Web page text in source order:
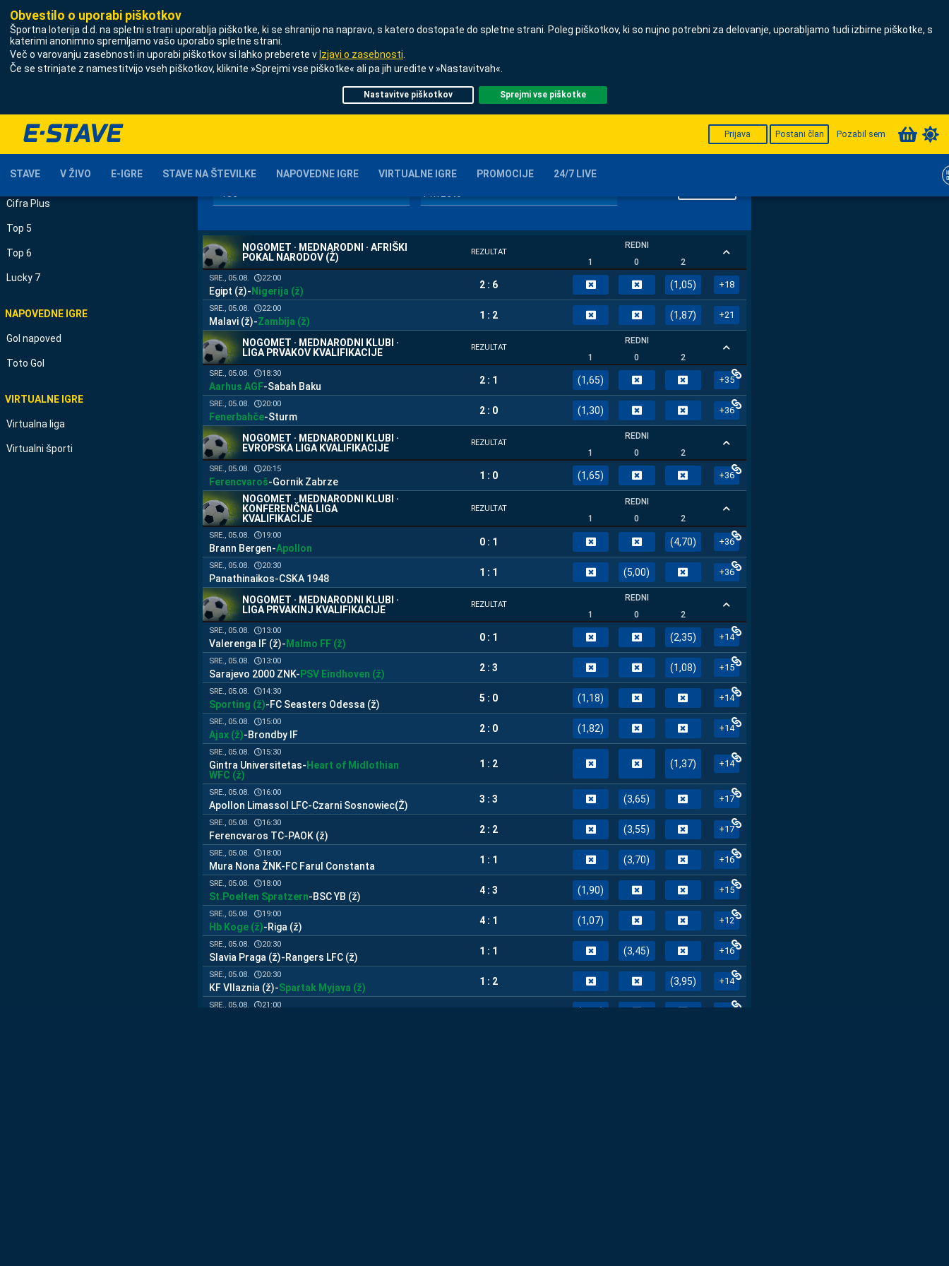
Obvestilo o uporabi piškotkov
Športna loterija d.d. na spletni strani uporablja piškotke, ki se shranijo na napravo, s katero dostopate do spletne strani. Poleg piškotkov, ki so nujno potrebni za delovanje, uporabljamo tudi izbirne piškotke, s
katerimi anonimno spremljamo vašo uporabo spletne strani.
Več o varovanju zasebnosti in uporabi piškotkov si lahko preberete v Izjavi o zasebnosti
Če se strinjate z namestitvijo vseh piškotkov, kliknite »Sprejmi vse piškotke« ali pa jih uredite v »Nastavitvah«.
Nastavitve piškotkov Sprejmi vse piškotke
Prijava Postani član Pozabil sem
STAVE V ŽIVO E-IGRE STAVE NA ŠTEVILKE NAPOVEDNE IGRE VIRTUALNE IGRE PROMOCIJE 24/7 LIVE
Stave
Stave v živo
STAVE NA ŠTEVILKE
Cifra Plus
Top 5
Top 6
Lucky 7
NAPOVEDNE IGRE
Gol napoved
Toto Gol
VIRTUALNE IGRE
Virtualna liga
Virtualni športi
PRIREDITEV
<vse>
RAZVRSTI PO
Privzeto
NOGOMET · MEDNARODNI · AFRIŠKI
POKAL NARODOV (Ž)
REZULTAT
REDNI
1
0
2
SRE., 05.08.
22:00
Egipt (ž)-Nigerija (ž)
2 : 6 (1,05) +18
SRE., 05.08. 22:00
Malavi (ž)-Zambija (ž)
1 : 2 (1,87) +21
NOGOMET · MEDNARODNI KLUBI ·
LIGA PRVAKOV KVALIFIKACIJE
REZULTAT
REDNI
1
0
2
SRE., 05.08.
18:30
Aarhus AGF-Sabah Baku
2 : 1 (1,65) +35
SRE., 05.08. 20:00
Fenerbahče-Sturm
2 : 0 (1,30) +36
NOGOMET · MEDNARODNI KLUBI ·
EVROPSKA LIGA KVALIFIKACIJE
REZULTAT
REDNI
1
0
2
SRE., 05.08.
20:15
Ferencvaroš-Gornik Zabrze
1 : 0 (1,65) +36
NOGOMET · MEDNARODNI KLUBI ·
KONFERENČNA LIGA
KVALIFIKACIJE
REZULTAT
REDNI
1
0
2
SRE., 05.08.
19:00
Brann Bergen-Apollon
0 : 1 (4,70) +36
SRE., 05.08. 20:30
Panathinaikos-CSKA 1948
1 : 1 (5,00) +36
NOGOMET · MEDNARODNI KLUBI ·
LIGA PRVAKINJ KVALIFIKACIJE
REZULTAT
REDNI
1
0
2
SRE., 05.08.
13:00
Valerenga IF (ž)-Malmo FF (ž)
0 : 1 (2,35) +14
SRE., 05.08. 13:00
Sarajevo 2000 ZNK-PSV Eindhoven (ž)
2 : 3 (1,08) +15
SRE., 05.08. 14:30
Sporting (ž)-FC Seasters Odessa (ž)
5 : 0 (1,18) +14
SRE., 05.08. 15:00
Ajax (ž)-Brondby IF
2 : 0 (1,82) +14
SRE., 05.08. 15:30
Gintra Universitetas-Heart of Midlothian
WFC (ž)
1 : 2 (1,37) +14
SRE., 05.08. 16:00
Apollon Limassol LFC-Czarni Sosnowiec(Ž)
3 : 3 (3,65) +17
SRE., 05.08. 16:30
Ferencvaros TC-PAOK (ž)
2 : 2 (3,55) +17
SRE., 05.08. 18:00
Mura Nona ŽNK-FC Farul Constanta
1 : 1 (3,70) +16
SRE., 05.08. 18:00
St.Poelten Spratzern-BSC YB (ž)
4 : 3 (1,90) +15
SRE., 05.08. 19:00
Hb Koge (ž)-Riga (ž)
4 : 1 (1,07) +12
SRE., 05.08. 20:30
Slavia Praga (ž)-Rangers LFC (ž)
1 : 1 (3,45) +16
SRE., 05.08. 20:30
KF Vllaznia (ž)-Spartak Myjava (ž)
1 : 2 (3,95) +14
SRE., 05.08. 21:00